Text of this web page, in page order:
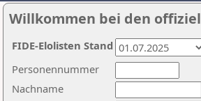
Willkommen bei den
Nachname
Personennummer
FIDE-Elolisten Stand